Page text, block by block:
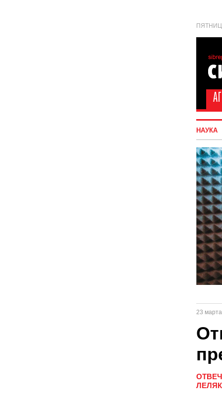
НАУКА
23
ЛЕЛЯК